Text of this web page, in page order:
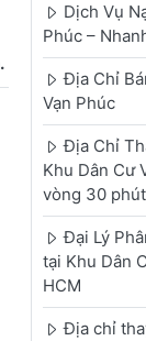
Dịch Vụ
Phúc –
Địa Chỉ
Vạn Phúc
Địa Chỉ
Khu Dân Cư
vòng 30 phút
Đại Lý
tại Khu Dân
HCM
Địa chỉ